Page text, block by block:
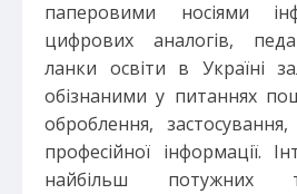
паперовими носіями
цифрових аналогів,
ланки освіти в Україні
обізнаними у питаннях
оброблення,
професійної інформації.
найбільш